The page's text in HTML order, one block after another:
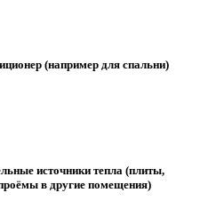
(например для спальни)
источники тепла (плиты,
в другие помещения)